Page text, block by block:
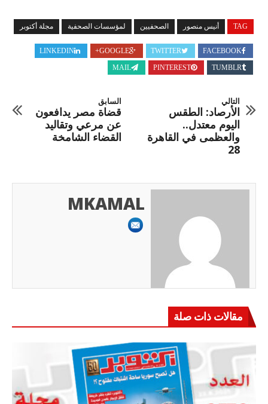
TAG أنيس منصور الصحفيين لمؤسسات الصحفية مجلة أكتوبر
FACEBOOK
TWITTER
GOOGLE+
LINKEDIN
TUMBLR
PINTEREST
MAIL
السابق
قضاة مصر يدافعون
عن مرعي وتقاليد
القضاء الشامخة
التالي
الأرصاد: الطقس
اليوم معتدل..
والعظمى في القاهرة
28
MKAMAL
مقالات ذات صلة